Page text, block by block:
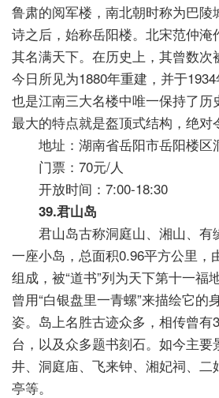
鲁肃的阅军楼，南北朝时称为巴陵
诗之后，始称岳阳楼。北宋范仲淹
其名满天下。在历史上，其曾数次
今日所见为1880年重建，并于1934
也是江南三大名楼中唯一保持了历
最大的特点就是盔顶式结构，绝对
地址：湖南省岳阳市岳阳楼区
门票：70元/人
开放时间：7:00-18:30
39.君山岛
君山岛古称洞庭山、湘山、有
一座小岛，总面积0.96平方公里，
组成，被“道书”列为天下第十一福
曾用“白银盘里一青螺”来描绘它的
姿。岛上名胜古迹众多，相传曾有
台，以及众多题书刻石。如今主要
井、洞庭庙、飞来钟、湘妃祠、二
亭等。